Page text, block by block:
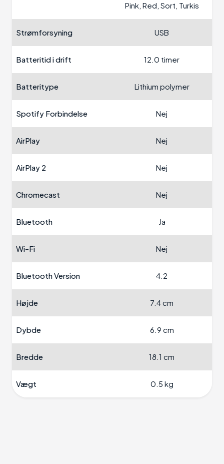
Pink, Red, Sort, Turkis
Strømforsyning USB
Batteritid i drift 12.0 timer
Batteritype Lithium polymer
Spotify Forbindelse Nej
AirPlay Nej
AirPlay 2 Nej
Chromecast Nej
Bluetooth Ja
Wi-Fi Nej
Bluetooth Version 4.2
Højde 7.4 cm
Dybde 6.9 cm
Bredde 18.1 cm
Vægt 0.5 kg